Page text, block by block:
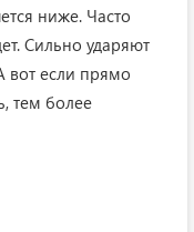
ниже. Часто
Сильно ударяют
вот если прямо
тем более